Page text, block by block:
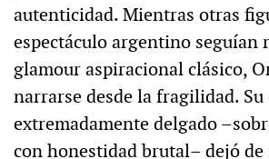
autenticidad. Mientras otras
espectáculo argentino seguían
glamour aspiracional clásico,
narrarse desde la fragilidad. Su
extremadamente delgado
con honestidad brutal– dejó